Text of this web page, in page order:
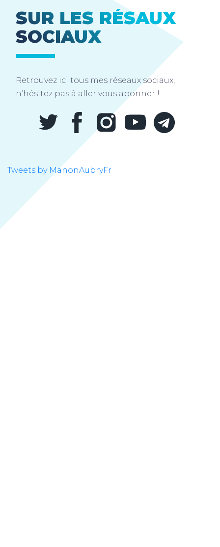
SUR LES RÉSAUX
SOCIAUX
Retrouvez ici tous mes réseaux sociaux,
n’hésitez pas à aller vous abonner !
Tweets by ManonAubryFr